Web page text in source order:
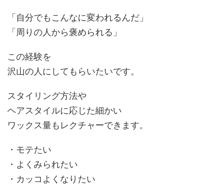
「自分でもこんなに変われるんだ」
「周りの人から褒められる」
この経験を
沢山の人にしてもらいたいです。
スタイリング方法や
ヘアスタイルに応じた細かい
ワックス量もレクチャーできます。
・モテたい
・よくみられたい
・カッコよくなりたい